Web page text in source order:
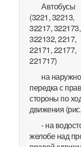
Автобусы
(3221, 32213,
32217, 322173,
322132, 2217,
22171, 22177,
221717)
на
передка с
стороны по
движения
- на
желобе над